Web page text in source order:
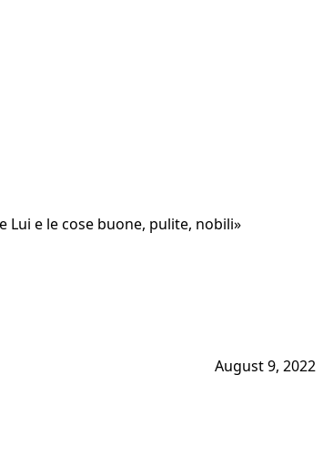
Lui e le cose buone, pulite, nobili»
August 9, 2022